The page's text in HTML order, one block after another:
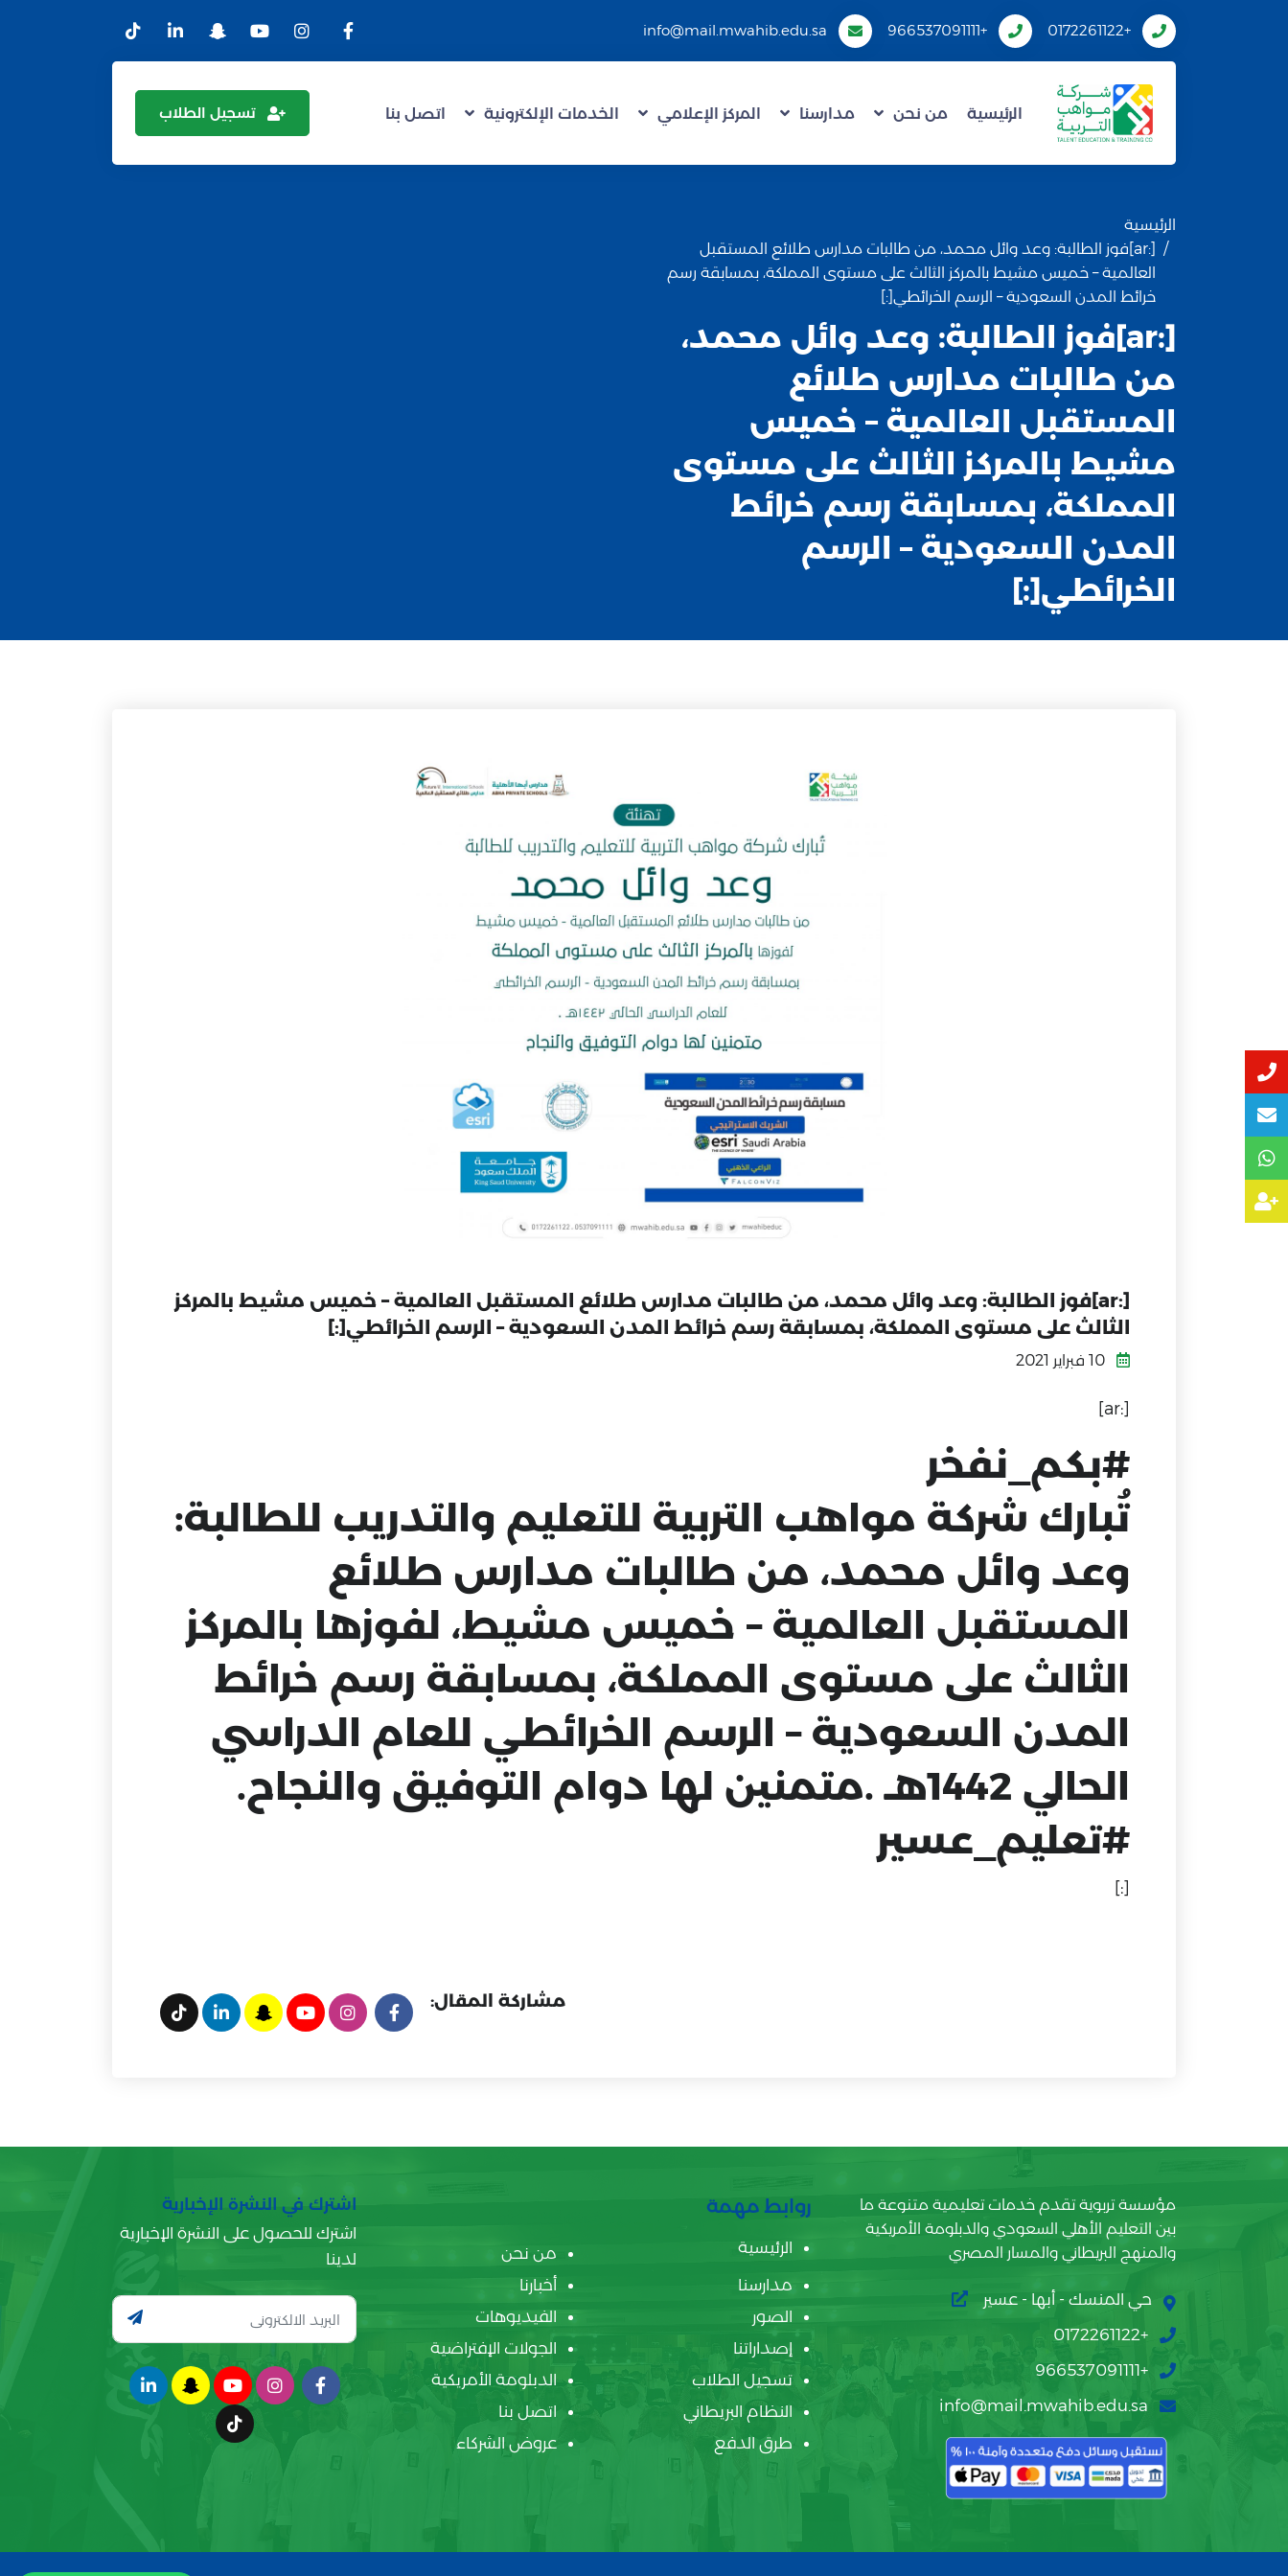
+0172261122
+966537091111
info@mail.mwahib.edu.sa
الرئيسية من نحن مدارسنا المركز الإعلامي الخدمات الإلكترونية اتصل بنا تسجيل الطلاب
الرئيسية
[:ar]فوز الطالبة: وعد وائل محمد، من طالبات مدارس طلائع المستقبل
العالمية – خميس مشيط بالمركز الثالث على مستوى المملكة، بمسابقة رسم
خرائط المدن السعودية – الرسم الخرائطي[:]
[:ar]فوز الطالبة: وعد وائل محمد،
من طالبات مدارس طلائع
المستقبل العالمية – خميس
مشيط بالمركز الثالث على مستوى
المملكة، بمسابقة رسم خرائط
المدن السعودية – الرسم
الخرائطي[:]
[:ar]فوز الطالبة: وعد وائل محمد، من طالبات مدارس طلائع المستقبل العالمية – خميس مشيط بالمركز
الثالث على مستوى المملكة، بمسابقة رسم خرائط المدن السعودية – الرسم الخرائطي[:]
[:ar]
#بكم_نفخر
تُبارك شركة مواهب التربية للتعليم والتدريب للطالبة:
وعد وائل محمد، من طالبات مدارس طلائع
المستقبل العالمية – خميس مشيط، لفوزها بالمركز
الثالث على مستوى المملكة، بمسابقة رسم خرائط
المدن السعودية – الرسم الخرائطي للعام الدراسي
الحالي 1442هـ .متمنين لها دوام التوفيق والنجاح.
#تعليم_عسير
[:]
مشاركة المقال:
مؤسسة تربوية تقدم خدمات تعليمية متنوعة ما
بين التعليم الأهلي السعودي والدبلومة الأمريكية
والمنهج البريطاني والمسار المصري
حي المنسك - أبها - عسير
+0172261122
+966537091111
info@mail.mwahib.edu.sa
روابط مهمة
الرئيسية
من نحن
مدارسنا
أخبارنا
الصور
الفيديوهات
إصداراتنا
الجولات الإفتراضية
تسجيل الطلاب
الدبلومة الأمريكية
النظام البريطاني
اتصل بنا
طرق الدفع
عروض الشركاء
اشترك في النشرة الإخبارية
اشترك للحصول على النشرة الإخبارية
لدينا